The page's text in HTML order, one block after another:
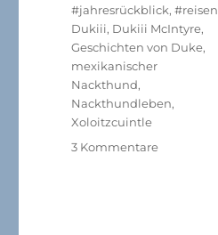
#jahresrückblick,#reisen
Dukiii, Dukiii McIntyre,
Geschichten von Duke,
mexikanischer
Nackthund,
Nackthundleben,
Xoloitzcuintle
3 Kommentarezu